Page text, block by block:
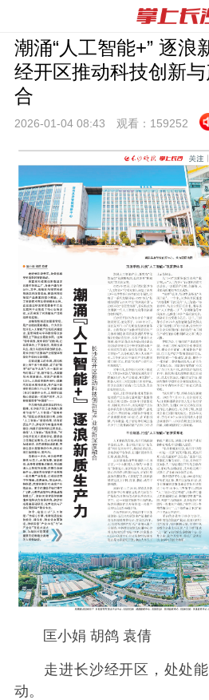
潮涌“人工智能+” 逐浪
经开区推动科技创新
合
2026-01-04 08:43 观看： 159252
匡小娟 胡鸽 袁倩
走进长沙经开区，处处能
动。